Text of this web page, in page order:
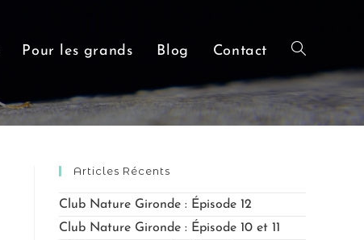
Pour les grands Blog Contact
Articles Récents
Club Nature Gironde : Épisode 12
Club Nature Gironde : Épisode 10 et 11